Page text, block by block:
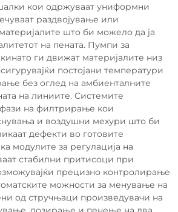
кои одржуваат униформни
раздвојување или
што би можело да ја
на пената. Пумпи за
ги движат материјалите низ
постојани температури
без оглед на амбиенталните
на линиите. Системите
фази на филтрирање кои
и воздушни мехури што би
дефекти во готовите
модулите за регулација на
стабилни притисоци при
прецизно контролирање
можности за менување на
од стручњаци произведувачи на